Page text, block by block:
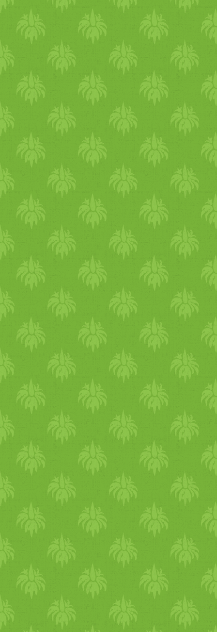
kenyérféléket kerüld inkább,
mert nagyon nyálkásítanak.
Ha az ételre csepegtetsz egy
kis citromlevet az is segíti a
zsírok bontását. Egy szuper
kis recept mostanra hajdina
céklás zöldségekkel: http:/­­/­­
2016/­­02/­­ceklas-zoldsegek-
hajdinaval.html Jó
kívánok:) szeretettel KAti
#ájurvéda #tél
#méregtelenítés #február
#szezonális
#egészségmegőrzés
értékes táplálékokat. És a
Fooodest 200+ egy további
remek lehetőséget biztosít:
aki egy űrlap kitöltésével
igényli, ingyenes személyre
szabott dietetikai tanácsadást
kérhet és kaphat a cég
dietetikusától. Én
természetesen igényeltem,
hiszen a helyi Klinikán kb .
hónapot várok a
gasztroenterológusra, aki
gondolom, dietetikushoz
küldene tovább. Mire
megoldódik a probléma,
megfelelő szakemberhez el
kerülök...Így minden
eredményemet ismertettem
az űrlapon, és cserébe 1
belül egy 14 oldalas, alapos
és "haladó" iránymutatást
kaptam. Sokszor
hogy a dietetikusok egy
elzárkózik a vegetáriánus,